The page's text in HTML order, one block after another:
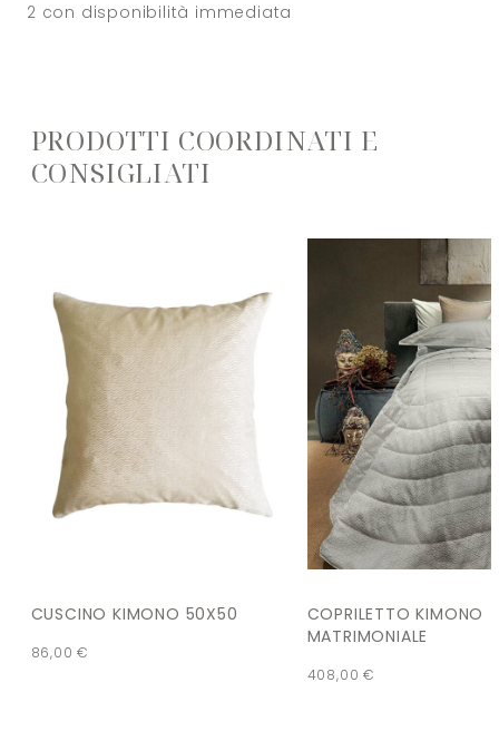
2 con disponibilità immediata
PRODOTTI COORDINATI E
CONSIGLIATI
CUSCINO KIMONO 50X50
86,00€
COPRILETTO KIMONO
MATRIMONIALE
408,00€